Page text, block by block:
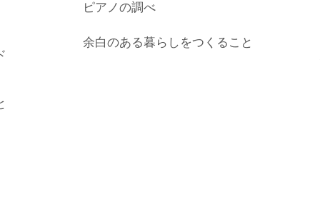
ピアノの調べ
余白のある暮らしをつくること